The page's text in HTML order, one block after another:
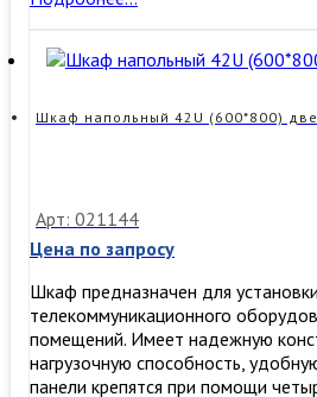
18U
(600*800)
стекло
Шкаф напольный 42U (600*800)
Арт: 021144
Цена по запросу
Шкаф предназначен для
телекоммуникационного
помещений. Имеет надежную
нагрузочную способность,
панели крепятся при помощи